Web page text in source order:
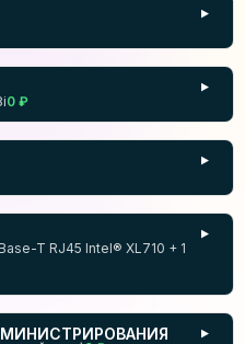
▼
0 ₽
▼
▼
T RJ45 Intel® XL710 + 1
▼
▼